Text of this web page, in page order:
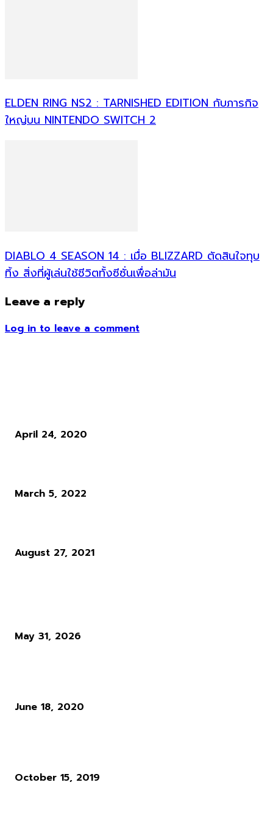
ELDEN RING NS2 : TARNISHED EDITION กับภารกิจ
ใหญ่บน NINTENDO SWITCH 2
DIABLO 4 SEASON 14 : เมื่อ BLIZZARD ตัดสินใจทุบ
ทิ้ง สิ่งที่ผู้เล่นใช้ชีวิตทั้งซีซั่นเพื่อล่ามัน
Leave a reply
Log in to leave a comment
April 24, 2020
March 5, 2022
August 27, 2021
May 31, 2026
June 18, 2020
October 15, 2019